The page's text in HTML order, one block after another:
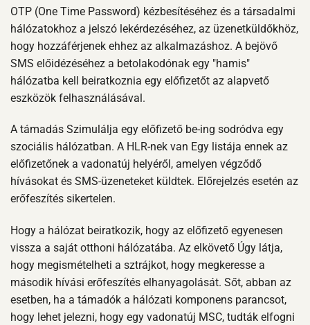
OTP (One Time Password) kézbesítéséhez és a társadalmi
hálózatokhoz a jelszó lekérdezéséhez, az üzenetküldőkhöz,
hogy hozzáférjenek ehhez az alkalmazáshoz. A bejövő
SMS előidézéséhez a betolakodónak egy "hamis"
hálózatba kell beiratkoznia egy előfizetőt az alapvető
eszközök felhasználásával.
A támadás Szimulálja egy előfizető be-ing sodródva egy
szociális hálózatban. A HLR-nek van Egy listája ennek az
előfizetőnek a vadonatúj helyéről, amelyen végződő
hívásokat és SMS-üzeneteket küldtek. Előrejelzés esetén az
erőfeszítés sikertelen.
Hogy a hálózat beiratkozik, hogy az előfizető egyenesen
vissza a saját otthoni hálózatába. Az elkövető Úgy látja,
hogy megismételheti a sztrájkot, hogy megkeresse a
második hívási erőfeszítés elhanyagolását. Sőt, abban az
esetben, ha a támadók a hálózati komponens parancsot,
hogy lehet jelezni, hogy egy vadonatúj MSC, tudták elfogni